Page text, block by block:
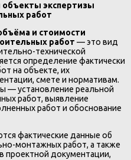
экспертизы
работ
и стоимости
работ — это вид
технической
определение фактически
на объекте, их
смете и нормативам.
— установление реальной
работ, выявление
работ и обоснование
фактические данные об
монтажных работ, а также
проектной документации,